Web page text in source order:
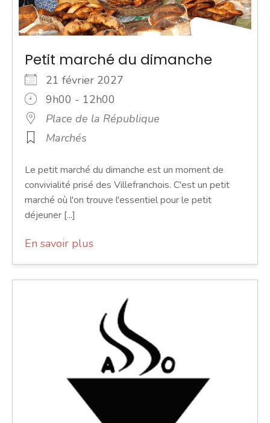
Petit marché du dimanche
21 février 2027
9h00 - 12h00
Place de la République
Marchés
Le petit marché du dimanche est un moment de
convivialité prisé des Villefranchois. C'est un petit
marché où l'on trouve l'essentiel pour le petit
déjeuner [...]
En savoir plus